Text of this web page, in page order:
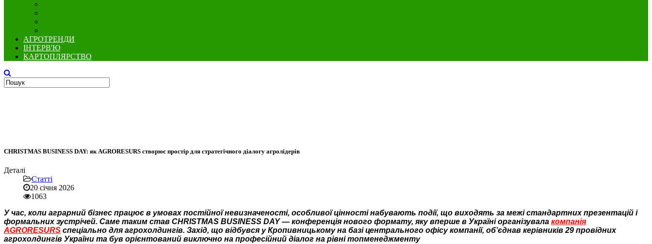
АГРОТРЕНДИ
ІНТЕРВ'Ю
КАРТОПЛЯРСТВО
CHRISTMAS BUSINESS DAY: як AGRORESURS створює простір для стратегічного діалогу агролідерів
Деталі
Статті
20 січня 2026
1063
У час, коли аграрний бізнес працює в умовах постійної невизначеності, особливої цінності набувають події, що виходять за межі стандартних презентацій і
формальних зустрічей. Саме таким став CHRISTMAS BUSINESS DAY — конференція нового формату, яку вперше в Україні організувала компанія
AGRORESURS спеціально для агрохолдингів. Захід, що відбувся у Кропивницькому на базі центрального офісу компанії, об’єднав керівників 29 провідних
агрохолдингів України та був орієнтований виключно на професійний діалог на рівні топменеджменту